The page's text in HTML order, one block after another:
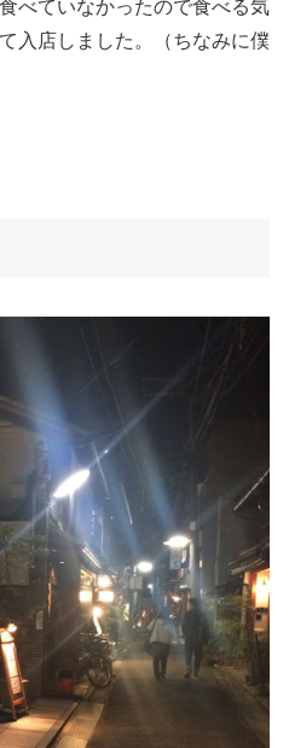
べていなかったので食べる気
入店しました。（ちなみに僕